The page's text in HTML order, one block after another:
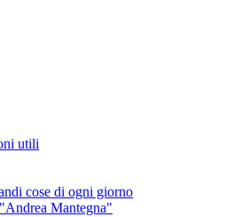
utili
cose di ogni giorno
Mantegna"